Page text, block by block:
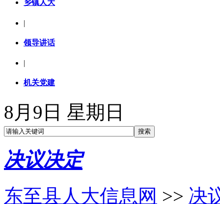
乡镇人大
|
领导讲话
|
机关党建
8月9日 星期日
决议决定
东至县人大信息网 >> 决